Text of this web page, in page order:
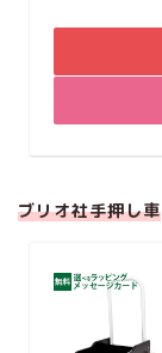
ブリオ社手押し車